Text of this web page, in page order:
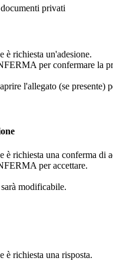
privati
è richiesta un'adesione.
per confermare la
l'allegato (se presente)
è richiesta una conferma di
per accettare.
modificabile.
è richiesta una risposta.